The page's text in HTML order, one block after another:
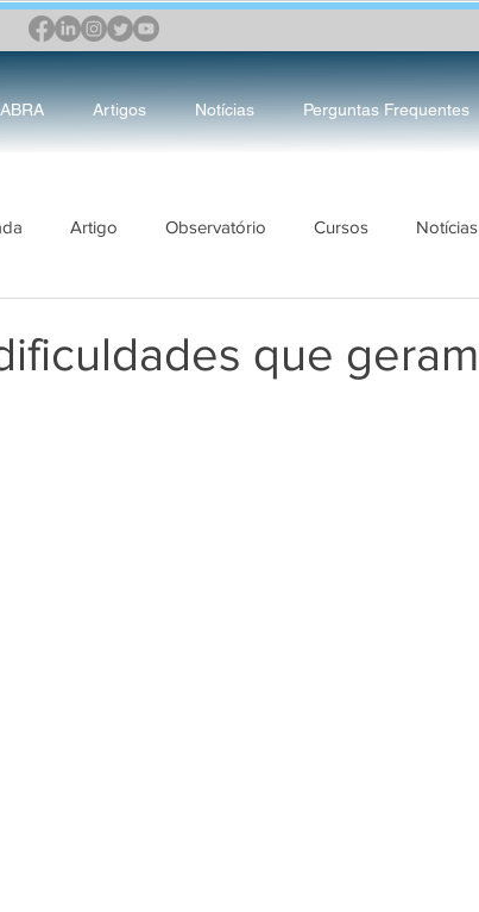
ABRA Artigos Notícias Perguntas Frequentes
Artigo Observatório Cursos Notícias
que geram